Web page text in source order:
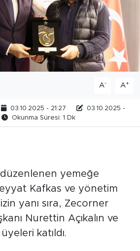
A- A+
03.10.2025 - 21:27
03.10.2025 -
Okunma Süresi: 1 Dk
düzenlenen yemeğe
Kafkas ve yönetim
yanı sıra, Zecorner
Nurettin Açıkalın ve
katıldı.
Haberleri